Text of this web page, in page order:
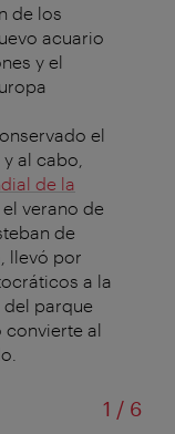
de los
acuario
y el
el
al cabo,
de la
el verano de
de
llevó por
a la
parque
convierte al
1 /de
6